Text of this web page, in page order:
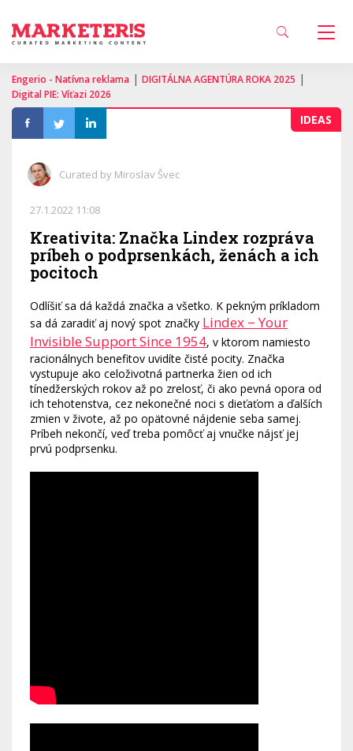
Engerio - Natívna reklama | DIGITÁLNA AGENTÚRA ROKA 2025 |
Digital PIE: Víťazi 2026
IDEAS
Curated by Miroslav Švec
27.1.2022 11:08
Kreativita: Značka Lindex rozpráva
príbeh o podprsenkách, ženách a ich
pocitoch
Odlíšiť sa dá každá značka a všetko. K pekným príkladom
sa dá zaradiť aj nový spot značky Lindex − Your
Invisible Support Since 1954, v ktorom namiesto
racionálnych benefitov uvidíte čisté pocity. Značka
vystupuje ako celoživotná partnerka žien od ich
tínedžerských rokov až po zrelosť, či ako pevná opora od
ich tehotenstva, cez nekonečné noci s dieťaťom a ďalších
zmien v živote, až po opätovné nájdenie seba samej.
Príbeh nekončí, veď treba pomôcť aj vnučke nájsť jej
prvú podprsenku.